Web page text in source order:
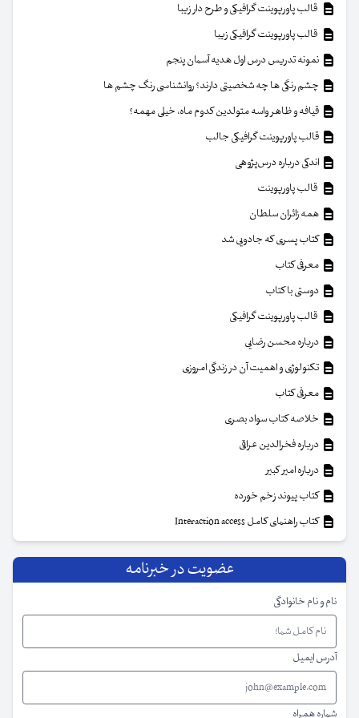
قالب پاورپوینت گرافیکی و طرح دار زیبا
قالب پاورپوینت گرافیکی زیبا
نمونه تدریس درس اول هدیه آسمان پنجم
چشم رنگی ها چه شخصیتی دارند؟ روانشناسی رنگ چشم ها
قیافه و ظاهر واسه متولدین کدوم ماه، خیلی مهمه؟
قالب پاورپوینت گرافیکی جالب
اندکی درباره درس‌پژوهی
قالب پاورپوینت
همه زائران سلطان
کتاب پسری که جادویی شد
معرفی کتاب
دوستی با کتاب
قالب پاورپوینت گرافیکی
درباره محسن رضایی
تکنولوژی و اهمیت آن در زندگی امروزی
معرفی کتاب
خلاصه کتاب سواد بصری
درباره فخرالدین عراقی
درباره امیر کبیر
کتاب پیوند زخم خورده
کتاب راهنمای کامل Interaction access
عضویت در خبرنامه
نام و نام خانوادگی
آدرس ایمیل
شماره همراه